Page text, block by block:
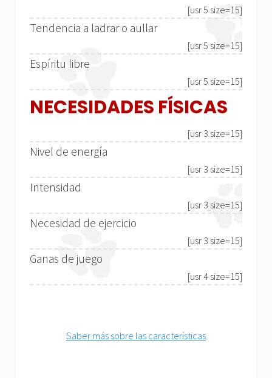
[usr 5 size=15]
Tendencia a ladrar o aullar
[usr 5 size=15]
Espíritu libre
[usr 5 size=15]
NECESIDADES FÍSICAS
[usr 3 size=15]
Nivel de energía
[usr 3 size=15]
Intensidad
[usr 3 size=15]
Necesidad de ejercicio
[usr 3 size=15]
Ganas de juego
[usr 4 size=15]
Saber más sobre las características